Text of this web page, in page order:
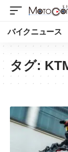
バイクニュース
タグ: